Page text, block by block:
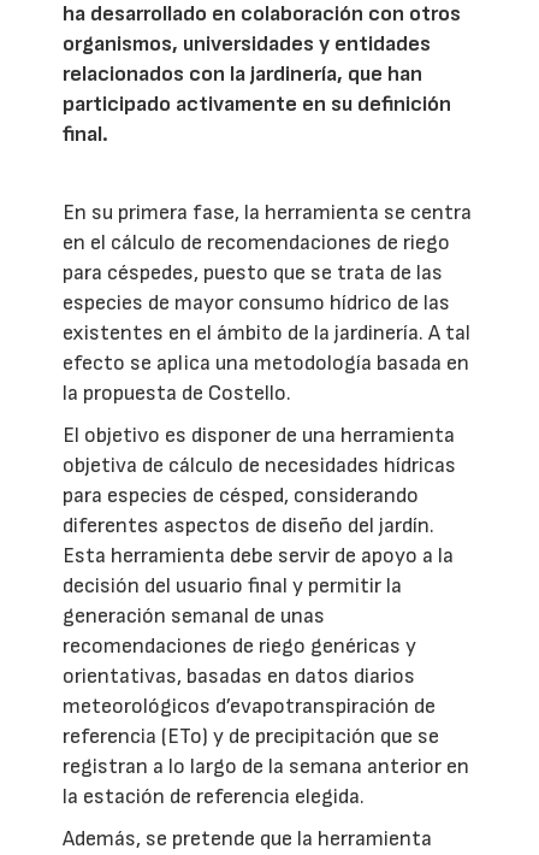
ha desarrollado en colaboración con otros
organismos, universidades y entidades
relacionados con la jardinería, que han
participado activamente en su definición
final.
En su primera fase, la herramienta se centra
en el cálculo de recomendaciones de riego
para céspedes, puesto que se trata de las
especies de mayor consumo hídrico de las
existentes en el ámbito de la jardinería. A tal
efecto se aplica una metodología basada en
la propuesta de Costello.
El objetivo es disponer de una herramienta
objetiva de cálculo de necesidades hídricas
para especies de césped, considerando
diferentes aspectos de diseño del jardín.
Esta herramienta debe servir de apoyo a la
decisión del usuario final y permitir la
generación semanal de unas
recomendaciones de riego genéricas y
orientativas, basadas en datos diarios
meteorológicos d’evapotranspiración de
referencia (ETo) y de precipitación que se
registran a lo largo de la semana anterior en
la estación de referencia elegida.
Además, se pretende que la herramienta